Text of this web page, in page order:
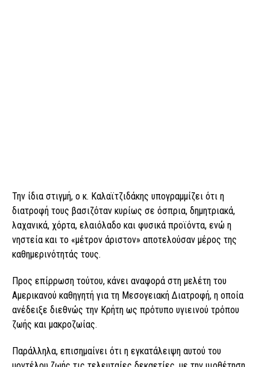
Την ίδια στιγμή, ο κ. Καλαϊτζιδάκης υπογραμμίζει ότι η
διατροφή τους βασιζόταν κυρίως σε όσπρια, δημητριακά,
λαχανικά, χόρτα, ελαιόλαδο και φυσικά προϊόντα, ενώ η
νηστεία και το «μέτρον άριστον» αποτελούσαν μέρος της
καθημερινότητάς τους.
Προς επίρρωση τούτου, κάνει αναφορά στη μελέτη του
Αμερικανού καθηγητή για τη Μεσογειακή Διατροφή, η οποία
ανέδειξε διεθνώς την Κρήτη ως πρότυπο υγιεινού τρόπου
ζωής και μακροζωίας.
Παράλληλα, επισημαίνει ότι η εγκατάλειψη αυτού του